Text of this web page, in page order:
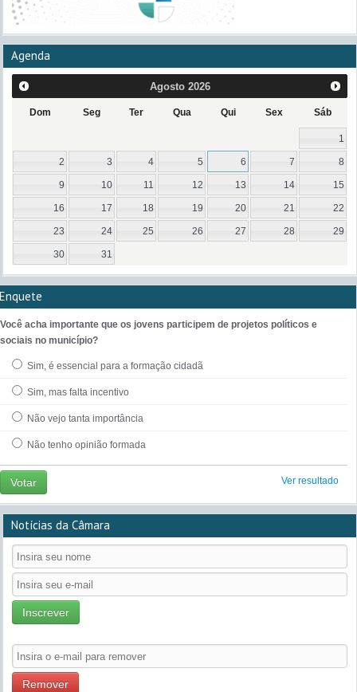
Agenda
Agosto 2026
Dom Seg Ter Qua Qui Sex Sáb
1
2 3 4 5 6 7 8
9 10 11 12 13 14 15
16 17 18 19 20 21 22
23 24 25 26 27 28 29
30 31
Enquete
Você acha importante que os jovens participem de projetos políticos e
sociais no município?
Sim, é essencial para a formação cidadã
Sim, mas falta incentivo
Não vejo tanta importância
Não tenho opinião formada
Votar Ver resultado
Notícias da Câmara
Inscrever
Remover